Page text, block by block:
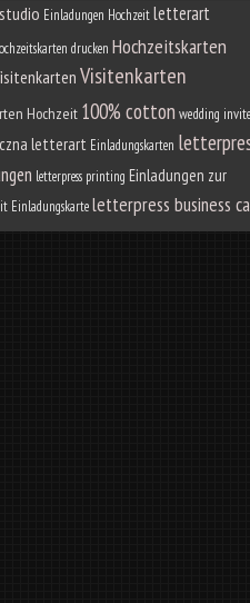
Einladungen Hochzeitletterart
drucken Hochzeitskarten
Visitenkarten
Hochzeit 100% cotton wedding
letterart Einladungskarten
letterpress printing Einladungen zur
Einladungskarteletterpress business